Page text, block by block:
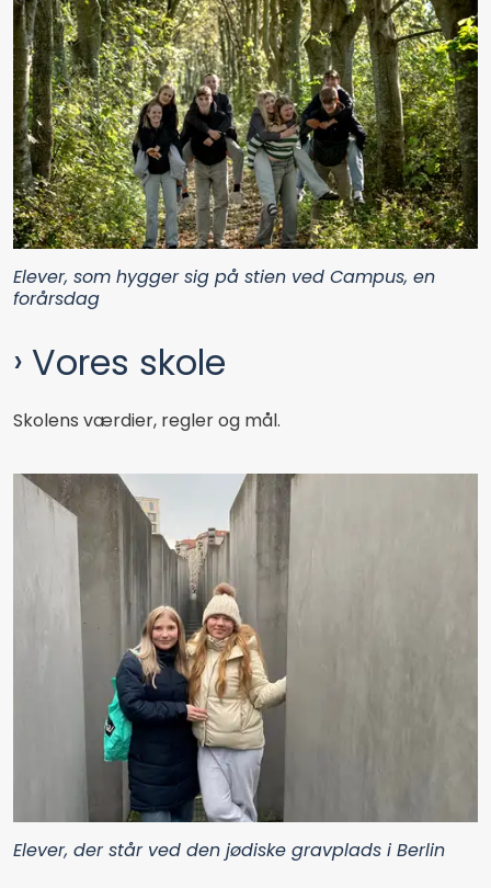
Elever, som hygger sig på stien ved Campus, en
forårsdag
Vores skole
Skolens værdier, regler og mål.
Elever, der står ved den jødiske gravplads i Berlin